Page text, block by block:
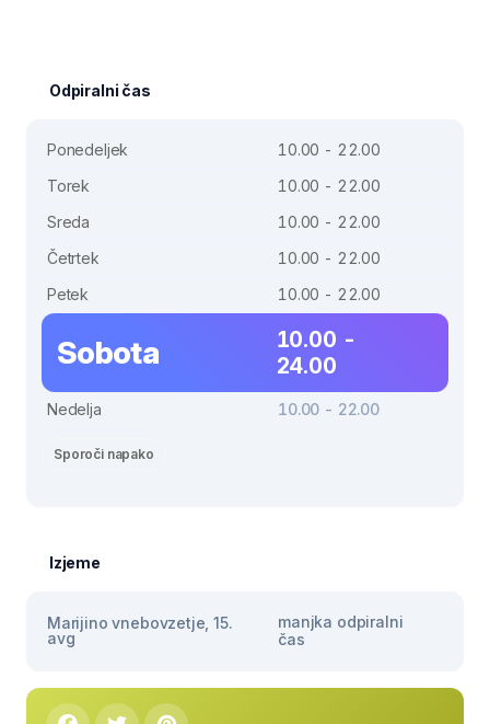
Odpiralni čas
Ponedeljek
10.00 - 22.00
Torek
10.00 - 22.00
Sreda
10.00 - 22.00
Četrtek
10.00 - 22.00
Petek
10.00 - 22.00
Sobota
10.00 -
24.00
Nedelja 10.00 - 22.00
Sporoči napako
Izjeme
Marijino vnebovzetje, 15.
avg
manjka odpiralni
čas